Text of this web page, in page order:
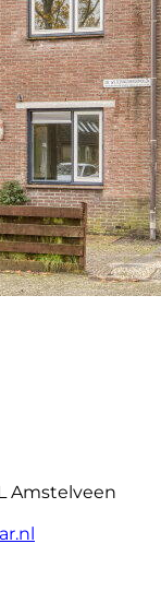
Amstelveen